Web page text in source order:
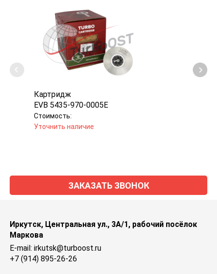
Картридж
EVB 5435-970-0005E
Стоимость:
Уточнить наличие
ЗАКАЗАТЬ ЗВОНОК
Иркутск, Центральная ул., 3А/1, рабочий посёлок
Маркова
E-mail: irkutsk@turboost.ru
+7 (914) 895-26-26